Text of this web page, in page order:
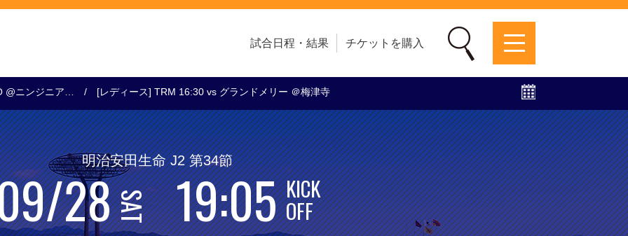
試合日程・結果 チケットを購入
クラブ・会社情報 レディース スクール
トップチーム アカデミー スポンサー グッズ 特設ページ
@ニンジニア… [レディース] TRM 16:30 vs グランドメリー ＠梅津寺
明治安田生命 J2 第34節
28SAT 19:05 KICK
OFF